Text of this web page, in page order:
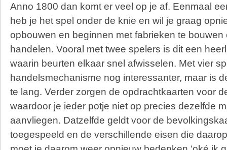
Anno 1800 dan komt er veel op je af. Eenmaal
heb je het spel onder de knie en wil je graag
opbouwen en beginnen met fabrieken te bouwen
handelen. Vooral met twee spelers is dit een
waarin beurten elkaar snel afwisselen. Met vier
handelsmechanisme nog interessanter, maar is
te lang. Verder zorgen de opdrachtkaarten voor
waardoor je ieder potje niet op precies dezelfde
aanvliegen. Datzelfde geldt voor de
toegespeeld en de verschillende eisen die